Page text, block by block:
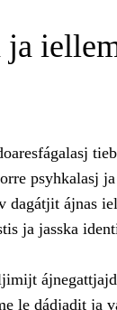
psyhkalasj
dagátjit ájnas
ja jasska
le dádjadit ja